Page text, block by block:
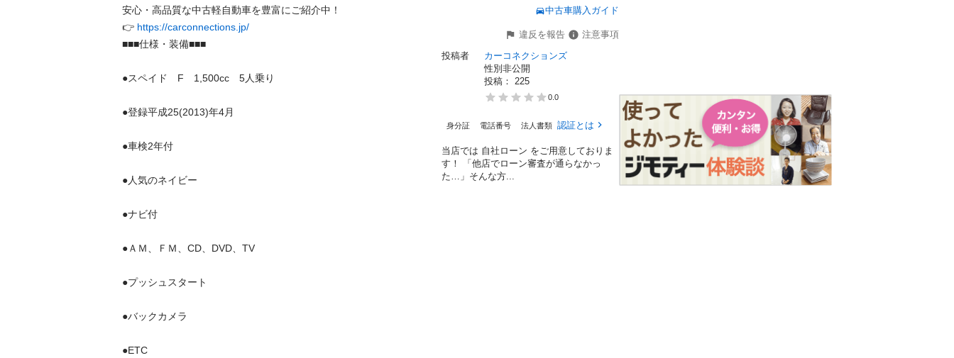
安心・高品質な中古軽自動車を豊富にご紹介中！
👉 https://carconnections.jp/
■■■仕様・装備■■■
●スペイド　F　1,500cc　5人乗り
●登録平成25(2013)年4月
●車検2年付
●人気のネイビー
●ナビ付
●ＡＭ、ＦＭ、CD、DVD、TV
●プッシュスタート
●バックカメラ
●ETC
中古車購入ガイド
違反を報告
注意事項
投稿者
カーコネクションズ
性別非公開
投稿： 225
0.0
身分証 電話番号 法人書類 認証とは
当店では 自社ローン をご用意しておりま
す！ 「他店でローン審査が通らなかっ
た…」そんな方...